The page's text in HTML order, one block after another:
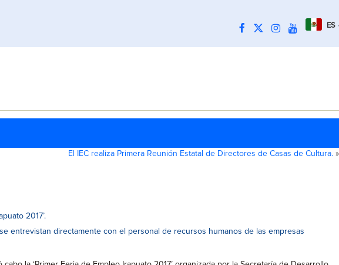
ES
El IEC realiza Primera Reunión Estatal de Directores de Casas de Cultura. »
2017’.
entrevistan directamente con el personal de recursos humanos de las empresas